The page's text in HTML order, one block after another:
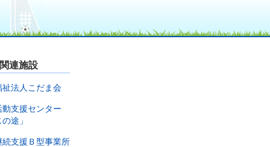
関連施設
祉法人こだま会
動支援センター
途」
続支援Ｂ型事業所